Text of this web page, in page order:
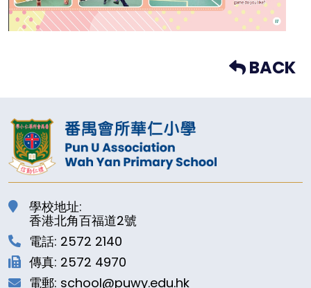
BACK
學校地址:
香港北角百福道2號
電話: 2572 2140
傳真: 2572 4970
電郵: school@puwy.edu.hk